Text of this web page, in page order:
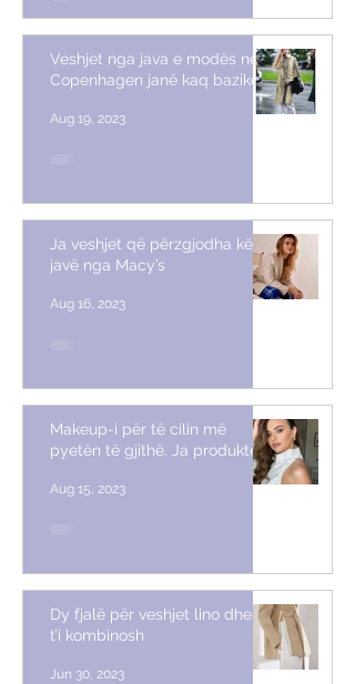
Veshjet nga java e modës në
Copenhagen janë kaq bazike
Aug 19, 2023
Ja veshjet që përzgjodha këtë
javë nga Macy’s
Aug 16, 2023
Makeup-i për të cilin më
pyetën të gjithë. Ja produktet
Aug 15, 2023
Dy fjalë për veshjet lino dhe si
t’i kombinosh
Jun 30, 2023